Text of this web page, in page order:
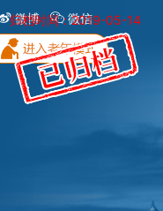
归档时间：2019-05-14
微博 微信